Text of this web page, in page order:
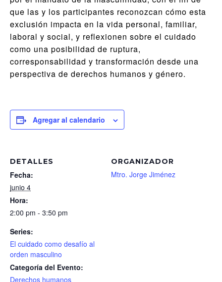
que las y los participantes reconozcan cómo esta
exclusión impacta en la vida personal, familiar,
laboral y social, y reflexionen sobre el cuidado
como una posibilidad de ruptura,
corresponsabilidad y transformación desde una
perspectiva de derechos humanos y género.
Agregar al calendario
DETALLES
Fecha:
junio 4
Hora:
2:00 pm - 3:50 pm
Series:
El cuidado como desafío al
orden masculino
Categoría del Evento:
Derechos humanos
ORGANIZADOR
Mtro. Jorge Jiménez